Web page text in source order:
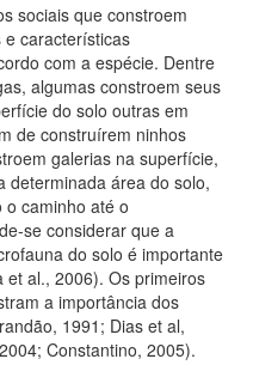
sociais que constroem
e características
com a espécie. Dentre
algumas constroem seus
do solo outras em
de construírem ninhos
galerias na superfície,
determinada área do solo,
caminho até o
se considerar que a
do solo é importante
et al., 2006). Os primeiros
a importância dos
1991; Dias et al,
Constantino, 2005).